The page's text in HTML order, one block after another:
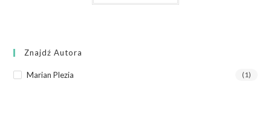
Znajdź Autora
Marian Plezia (1)